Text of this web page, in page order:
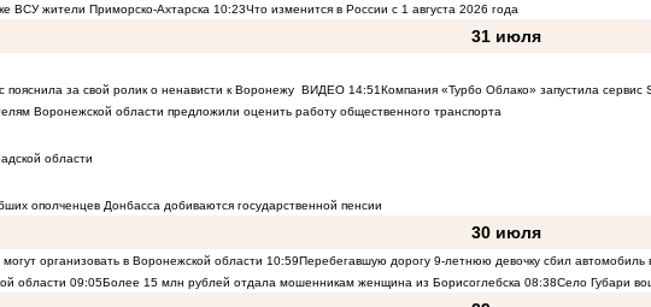
ВСУ жители Приморско-Ахтарска 10:23Что изменится в России с 1 августа 2026 года
31 июля
за свой ролик о ненависти к Воронежу ВИДЕО 14:51Компания «Турбо Облако» запустила
Воронежской области предложили оценить работу общественного транспорта
области
ополченцев Донбасса добиваются государственной пенсии
30 июля
организовать в Воронежской области 10:59Перебегавшую дорогу 9-летнюю девочку сбил автомобиль
области 09:05Более 15 млн рублей отдала мошенникам женщина из Борисоглебска 08:38Село Губари